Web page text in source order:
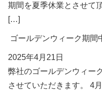
期間を夏季休業とさせて
[…]
ゴールデンウィーク期間
2025年4月21日
弊社のゴールデンウィー
させていただきます。